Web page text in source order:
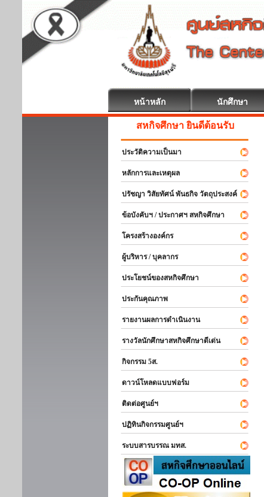
หน้าหลัก นักศึกษา
สหกิจศึกษา ยินดีต้อนรับ
ประวัติความเป็นมา
หลักการและเหตุผล
ปรัชญา วิสัยทัศน์ พันธกิจ วัตถุประสงค์
ข้อบังคับฯ / ประกาศฯ สหกิจศึกษา
โครงสร้างองค์กร
ผู้บริหาร / บุคลากร
ประโยชน์ของสหกิจศึกษา
ประกันคุณภาพ
รายงานผลการดำเนินงาน
รางวัลนักศึกษาสหกิจศึกษาดีเด่น
กิจกรรม 5ส.
ดาวน์โหลดแบบฟอร์ม
ติดต่อศูนย์ฯ
ปฏิทินกิจกรรมศูนย์ฯ
ระบบสารบรรณ มทส.